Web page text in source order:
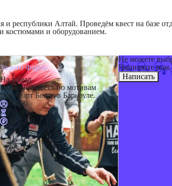
и республики Алтай. Проведём квест на базе
костюмами и оборудованием.
Золото Форта
На выезд
Выездной квест по мотивам
шоу Форт Боярд в Барнауле.
8-100
90 мин
от 1300
Не можете
Напишите
Написать